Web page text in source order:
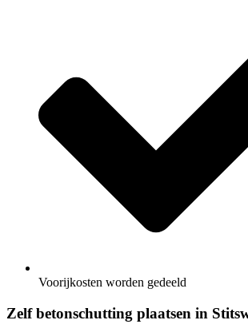
Voorijkosten worden gedeeld
Zelf betonschutting plaatsen in